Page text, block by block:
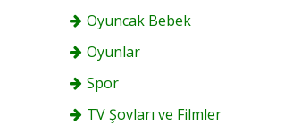
Oyuncak Bebek
Oyunlar
Spor
TV Şovları ve Filmler